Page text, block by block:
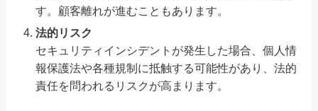
す。顧客離れが進むこともあります。
法的リスク
セキュリティインシデントが発生した場合、個人情
報保護法や各種規制に抵触する可能性があり、法的
責任を問われるリスクが高まります。